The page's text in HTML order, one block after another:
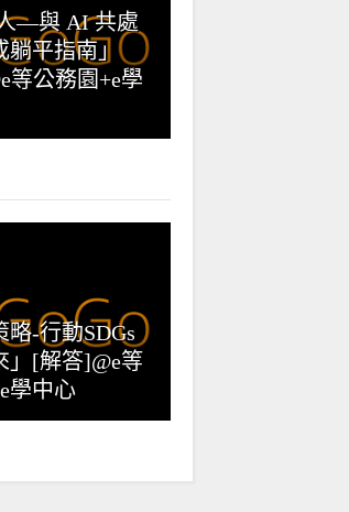
—與 AI 共處
躺平指南」
等公務園+e學
略-行動SDGs
」[解答]@e等
學中心